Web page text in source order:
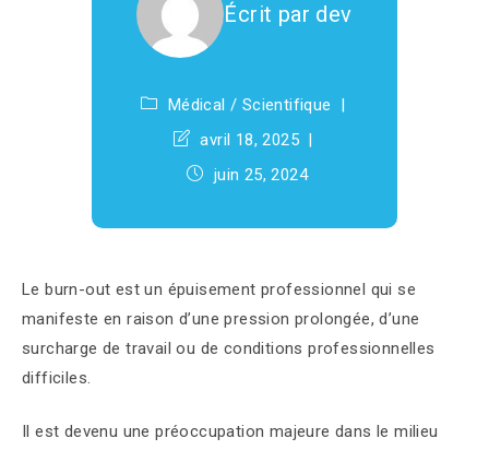
Écrit par dev
Médical / Scientifique
avril 18, 2025
juin 25, 2024
Le burn-out est un épuisement professionnel qui se
manifeste en raison d’une pression prolongée, d’une
surcharge de travail ou de conditions professionnelles
difficiles.
Il est devenu une préoccupation majeure dans le milieu